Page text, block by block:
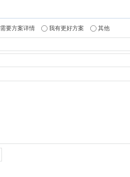
需要方案详情 我有更好方案 其他